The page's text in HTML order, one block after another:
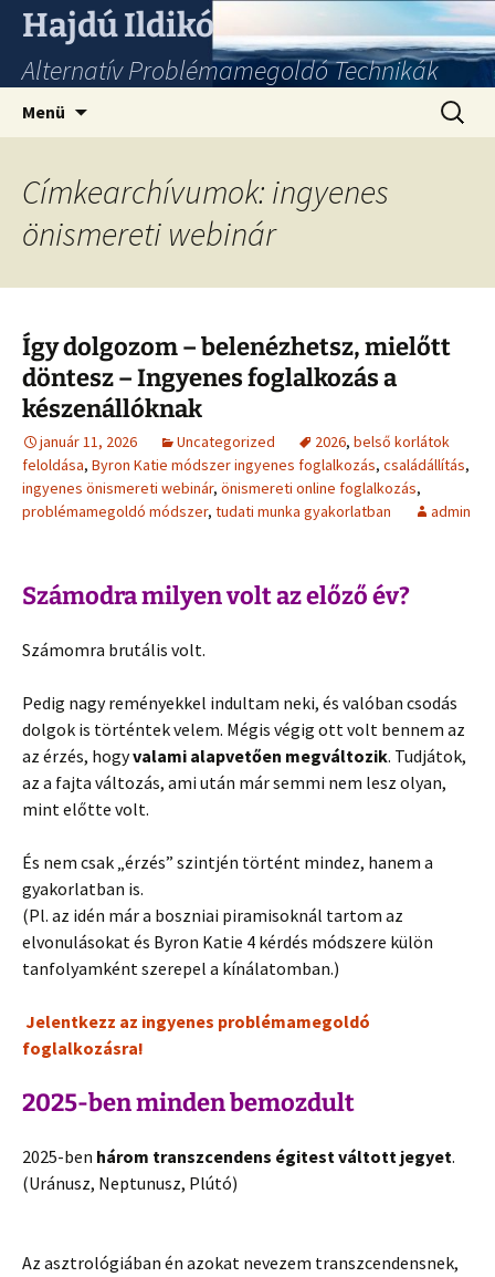
Hajdú Ildikó
Alternatív Problémamegoldó Technikák
Menü
Címkearchívumok: ingyenes
önismereti webinár
Így dolgozom – belenézhetsz, mielőtt
döntesz – Ingyenes foglalkozás a
készenállóknak
január 11, 2026 Uncategorized 2026, belső korlátok
feloldása, Byron Katie módszer ingyenes foglalkozás, családállítás,
ingyenes önismereti webinár, önismereti online foglalkozás,
problémamegoldó módszer, tudati munka gyakorlatban admin
Számodra milyen volt az előző év?
Számomra brutális volt.
Pedig nagy reményekkel indultam neki, és valóban csodás
dolgok is történtek velem. Mégis végig ott volt bennem az
az érzés, hogyvalami alapvetően megváltozik. Tudjátok,
az a fajta változás, ami után már semmi nem lesz olyan,
mint előtte volt.
És nem csak „érzés” szintjén történt mindez, hanem a
gyakorlatban is.
(Pl. az idén már a boszniai piramisoknál tartom az
elvonulásokat és Byron Katie 4 kérdés módszere külön
tanfolyamként szerepel a kínálatomban.)
Jelentkezz az ingyenes problémamegoldó
foglalkozásra!
2025-ben minden bemozdult
2025-ben három transzcendens égitest váltott jegyet.
(Uránusz, Neptunusz, Plútó)
Az asztrológiában én azokat nevezem transzcendensnek,